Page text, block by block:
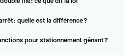
: quelle est la différence ?
pour stationnement gênant ?